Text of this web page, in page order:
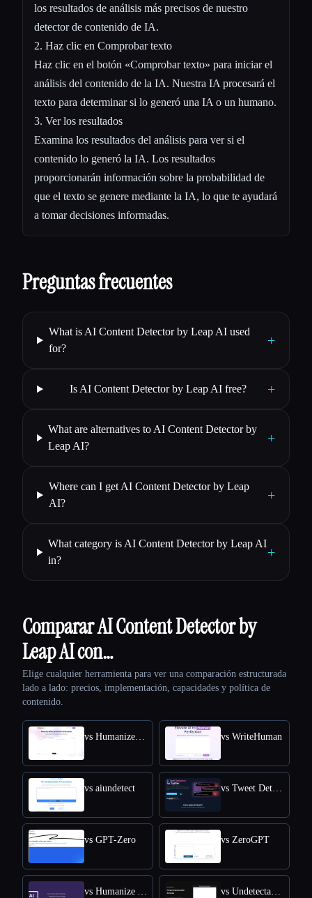
los resultados de análisis más precisos de nuestro
detector de contenido de IA.
2. Haz clic en Comprobar texto
Haz clic en el botón «Comprobar texto» para iniciar el
análisis del contenido de la IA. Nuestra IA procesará el
texto para determinar si lo generó una IA o un humano.
3. Ver los resultados
Examina los resultados del análisis para ver si el
contenido lo generó la IA. Los resultados
proporcionarán información sobre la probabilidad de
que el texto se genere mediante la IA, lo que te ayudará
a tomar decisiones informadas.
Preguntas frecuentes
What is AI Content Detector by Leap AI used
for?
+
Is AI Content Detector by Leap AI free? +
What are alternatives to AI Content Detector by
Leap AI?
+
Where can I get AI Content Detector by Leap
AI?
+
What category is AI Content Detector by Leap AI
in?
+
Comparar AI Content Detector by
Leap AI con…
Elige cualquier herramienta para ver una comparación estructurada
lado a lado: precios, implementación, capacidades y política de
contenido.
vs HumanizeAI.com vs WriteHuman
vs aiundetect vs Tweet Detective
vs GPT-Zero vs ZeroGPT
vs Humanize AI Text vs Undetectable AI